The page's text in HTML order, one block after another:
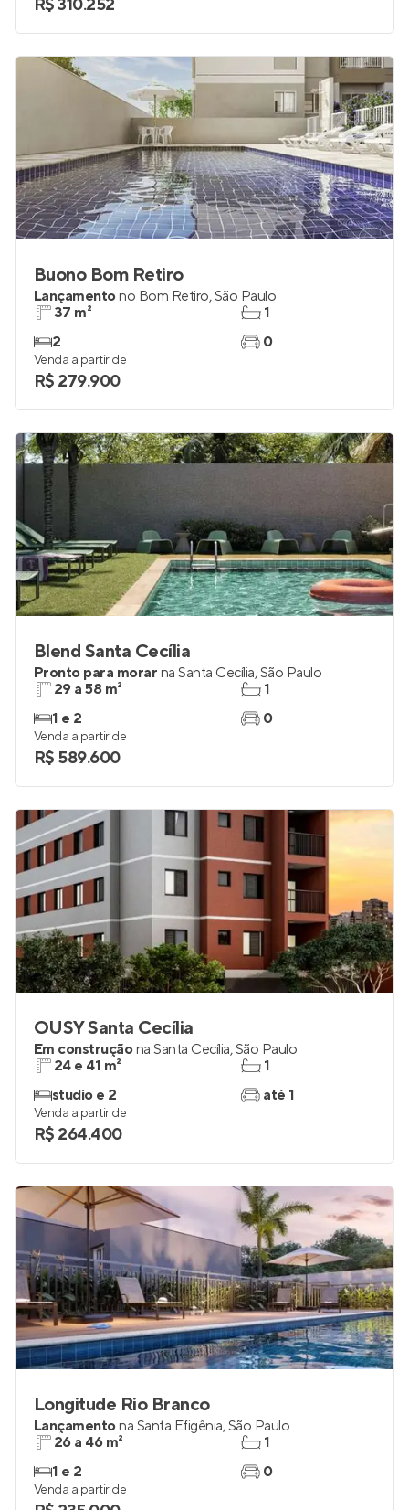
R$ 310.252
Buono Bom Retiro
Lançamentono Bom Retiro,São Paulo
37 m²
2
1
0
Venda a partir de
R$ 279.900
Blend Santa Cecília
Pronto para morar na Santa Cecília,São Paulo
29 a 58 m²
1 e 2
1
0
Venda a partir de
R$ 589.600
OUSY Santa Cecília
Em construçãona Santa Cecília,São Paulo
24 e 41 m²
studio e 2
1
até 1
Venda a partir de
R$ 264.400
Longitude Rio Branco
Lançamentona Santa Efigênia,São Paulo
26 a 46 m²
1 e 2
1
0
Venda a partir de